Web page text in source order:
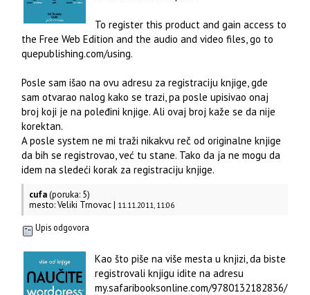
To register this product and gain access to
the Free Web Edition and the audio and video files, go to
quepublishing.com/using.
Posle sam išao na ovu adresu za registraciju knjige, gde
sam otvarao nalog kako se trazi, pa posle upisivao onaj
broj koji je na poleđini knjige. Ali ovaj broj kaže se da nije
korektan.
A posle system ne mi traži nikakvu reč od originalne knjige
da bih se registrovao, već tu stane. Tako da ja ne mogu da
idem na sledeći korak za registraciju knjige.
cufa(poruka: 5)
mesto: Veliki Trnovac | 11.11.2011, 11:06
Upis odgovora
Kao što piše na više mesta u knjizi, da biste
registrovali knjigu idite na adresu
my.safaribooksonline.com/9780132182836/